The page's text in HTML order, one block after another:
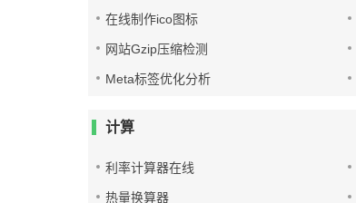
在线制作ico图标
网站Gzip压缩检测
Meta标签优化分析
计算
利率计算器在线
热量换算器